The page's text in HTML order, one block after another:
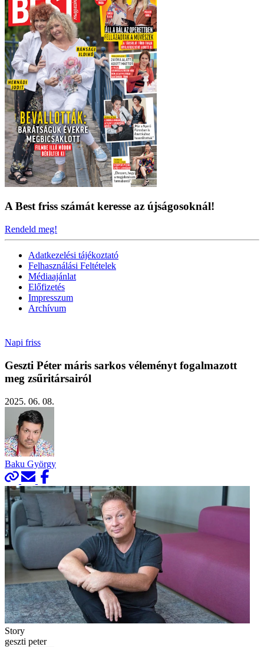
A Best friss számát keresse az újságosoknál!
Rendeld meg!
Adatkezelési tájékoztató
Felhasználási Feltételek
Médiaajánlat
Előfizetés
Impresszum
Archívum
Napi friss
Geszti Péter máris sarkos véleményt fogalmazott
meg zsűritársairól
2025. 06. 08.
Baku György
Story
geszti peter